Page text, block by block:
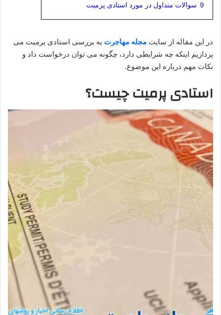
9 سوالات متداول در مورد استادی پرمیت
در این مقاله از سایت مجله مهاجرت به بررسی استادی پرمیت می
پردازیم اینکه چه شرایطی دارد، چگونه می‌ توان درخواست داد و
نکات مهم درباره این موضوع.
استادی پرمیت چیست؟